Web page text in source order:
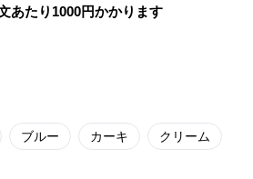
あたり 1000円かかります
ブルー カーキ クリーム